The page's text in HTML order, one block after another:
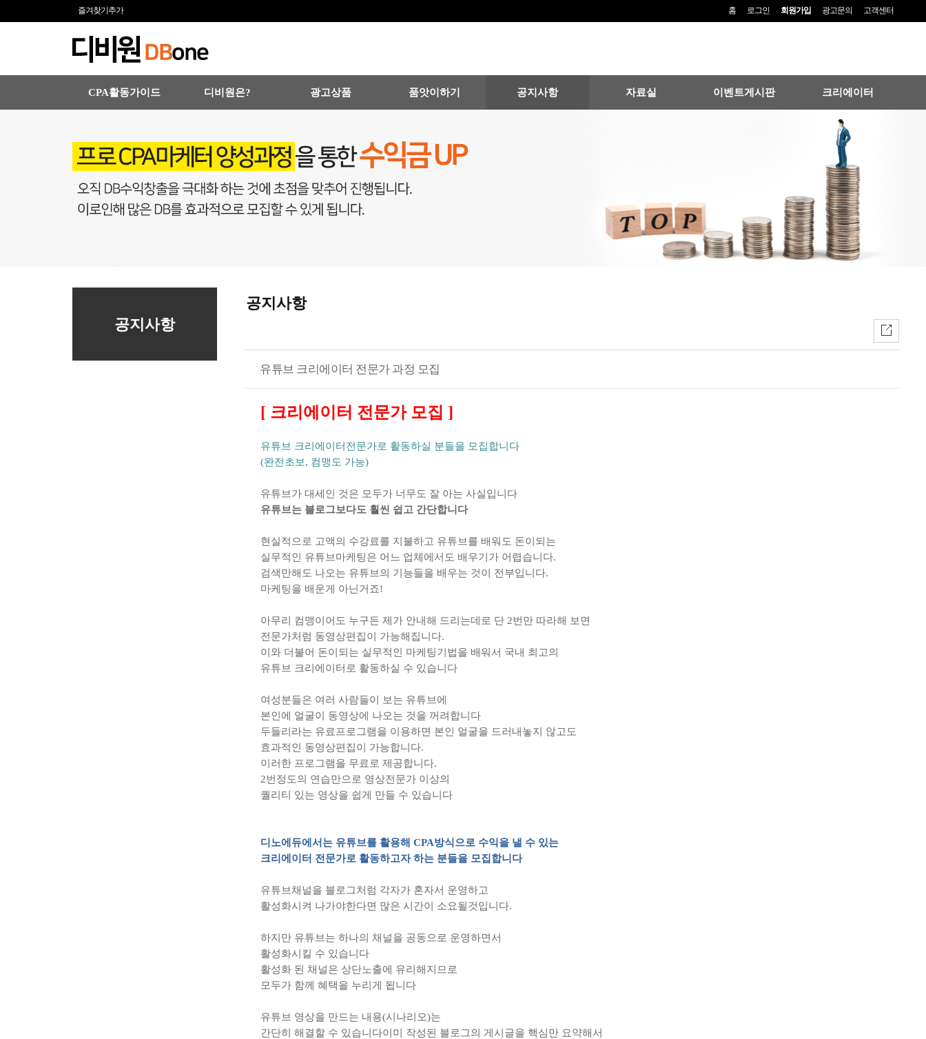
즐겨찾기추가 홈 로그인 회원가입 광고문의 고객센터
CPA활동가이드 디비원은? 광고상품 품앗이하기 공지사항 자료실 이벤트게시판 크리에이터
공지사항
공지사항
유튜브 크리에이터 전문가 과정 모집
[ 크리에이터 전문가 모집 ]
유튜브 크리에이터전문가로 활동하실 분들을 모집합니다
(완전초보, 컴맹도 가능)
유튜브가 대세인 것은 모두가 너무도 잘 아는 사실입니다
유튜브는 블로그보다도 훨씬 쉽고 간단합니다
현실적으로 고액의 수강료를 지불하고 유튜브를 배워도 돈이되는
실무적인 유튜브마케팅은 어느 업체에서도 배우기가 어렵습니다.
검색만해도 나오는 유튜브의 기능들을 배우는 것이 전부입니다.
마케팅을 배운게 아닌거죠!
아무리 컴맹이어도 누구든 제가 안내해 드리는데로 단 2번만 따라해 보면
전문가처럼 동영상편집이 가능해집니다.
이와 더불어 돈이되는 실무적인 마케팅기법을 배워서 국내 최고의
유튜브 크리에이터로 활동하실 수 있습니다
여성분들은 여러 사람들이 보는 유튜브에
본인에 얼굴이 동영상에 나오는 것을 꺼려합니다
두들리라는 유료프로그램을 이용하면 본인 얼굴을 드러내놓지 않고도
효과적인 동영상편집이 가능합니다.
이러한 프로그램을 무료로 제공합니다.
2번정도의 연습만으로 영상전문가 이상의
퀄리티 있는 영상을 쉽게 만들 수 있습니다
디노에듀에서는 유튜브를 활용해 CPA방식으로 수익을 낼 수 있는
크리에이터 전문가로 활동하고자 하는 분들을 모집합니다
유튜브채널을 블로그처럼 각자가 혼자서 운영하고
활성화시켜 나가야한다면 많은 시간이 소요될것입니다.
하지만 유튜브는 하나의 채널을 공동으로 운영하면서
활성화시킬 수 있습니다
활성화 된 채널은 상단노출에 유리해지므로
모두가 함께 혜택을 누리게 됩니다
유튜브 영상을 만드는 내용(시나리오)는
간단히 해결할 수 있습니다이미 작성된 블로그의 게시글을 핵심만 요약해서